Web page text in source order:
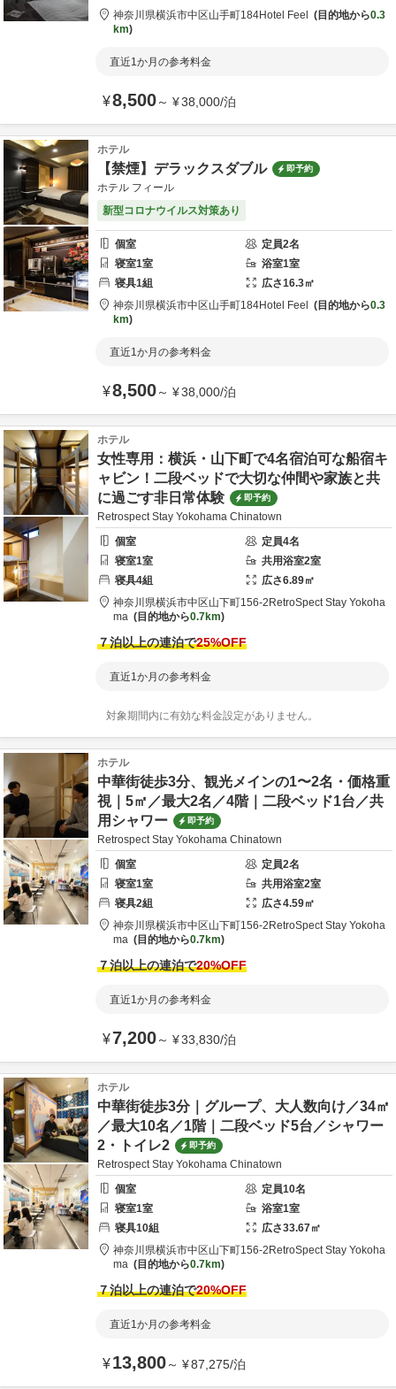
神奈川県横浜市中区山手町184Hotel Feel 目的地から0.3
km
直近1か月の参考料金
¥8,500～ ¥38,000/泊
ホテル
【禁煙】デラックスダブル 即予約
ホテル フィール
新型コロナウイルス対策あり
個室 定員2名
寝室1室 浴室1室
寝具1組 広さ16.3㎡
神奈川県横浜市中区山手町184Hotel Feel 目的地から0.3
km
直近1か月の参考料金
¥8,500～ ¥38,000/泊
ホテル
女性専用：横浜・山下町で4名宿泊可な船宿キ
ャビン！二段ベッドで大切な仲間や家族と共
に過ごす非日常体験
即予約
Retrospect Stay Yokohama Chinatown
個室
定員4名
寝室1室 共用浴室2室
寝具4組 広さ6.89㎡
神奈川県横浜市中区山下町156-2 RetroSpect Stay Yokoha
ma
目的地から0.7km
７泊以上の連泊で25%OFF
直近1か月の参考料金
対象期間内に有効な料金設定がありません。
ホテル
中華街徒歩3分、観光メインの1〜2名・価格重
視｜5㎡／最大2名／4階｜二段ベッド1台／共
用シャワー
即予約
Retrospect Stay Yokohama Chinatown
個室
定員2名
寝室1室 共用浴室2室
寝具2組 広さ4.59㎡
神奈川県横浜市中区山下町156-2 RetroSpect Stay Yokoha
ma
目的地から0.7km
７泊以上の連泊で20%OFF
直近1か月の参考料金
¥7,200～ ¥33,830/泊
ホテル
中華街徒歩3分｜グループ、大人数向け／34㎡
／最大10名／1階｜二段ベッド5台／シャワー
2・トイレ2
即予約
Retrospect Stay Yokohama Chinatown
個室
定員10名
寝室1室 浴室1室
寝具10組 広さ33.67㎡
神奈川県横浜市中区山下町156-2 RetroSpect Stay Yokoha
ma
目的地から0.7km
７泊以上の連泊で20%OFF
直近1か月の参考料金
¥13,800～ ¥87,275/泊